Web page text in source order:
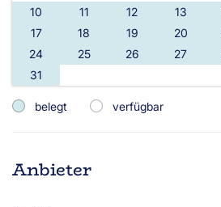
10
11 12 13
17
18 19 20
24
25 26 27
31
belegt verfügbar
Anbieter